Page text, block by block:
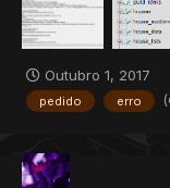
Outubro 1, 2017
pedido erro